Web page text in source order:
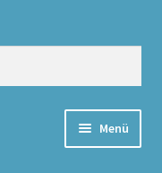
Menü